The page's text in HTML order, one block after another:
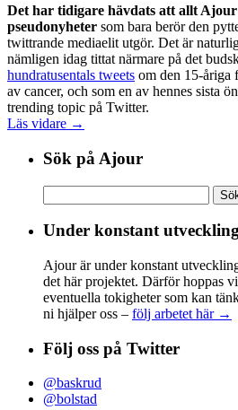
Det har tidigare hävdats att allt
pseudonyheter som bara berör den
twittrande mediaelit utgör. Det är
nämligen idag tittat närmare på det
hundratusentals tweets om den 15-åriga
av cancer, och som en av hennes sista
trending topic på Twitter.
Läs vidare →
Sök på Ajour
efter:
Under konstant
Ajour är under konstant
det här projektet. Därför hoppas
eventuella tokigheter som kan
ni hjälper oss – följ arbetet här →
Följ oss på Twitter
@baskrud
@bolstad